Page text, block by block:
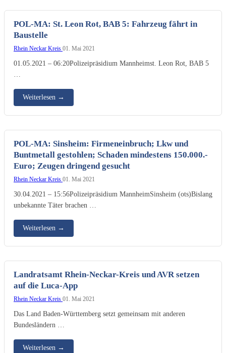
POL-MA: St. Leon Rot, BAB 5: Fahrzeug fährt in
Baustelle
Rhein Neckar Kreis 01. Mai 2021
01.05.2021 – 06:20Polizeipräsidium Mannheimst. Leon Rot, BAB 5
Weiterlesen →
POL-MA: Sinsheim: Firmeneinbruch; Lkw und
Buntmetall gestohlen; Schaden mindestens 150.000.-
Euro; Zeugen dringend gesucht
Rhein Neckar Kreis 01. Mai 2021
30.04.2021 – 15:56Polizeipräsidium MannheimSinsheim (ots)Bislang
unbekannte Täter brachen …
Weiterlesen →
Landratsamt Rhein-Neckar-Kreis und AVR setzen
auf die Luca-App
Rhein Neckar Kreis 01. Mai 2021
Das Land Baden-Württemberg setzt gemeinsam mit anderen
Bundesländern …
Weiterlesen →